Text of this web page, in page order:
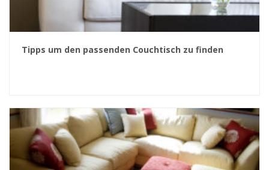
Tipps um den passenden Couchtisch zu finden